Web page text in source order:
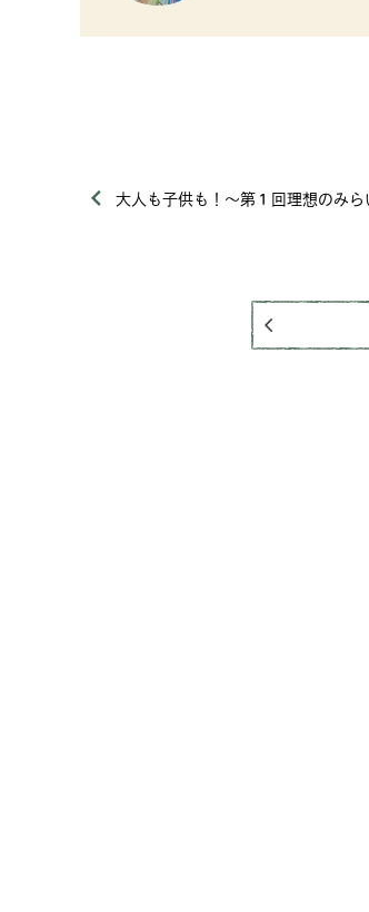
大人も子供も！～第１回理想のみ